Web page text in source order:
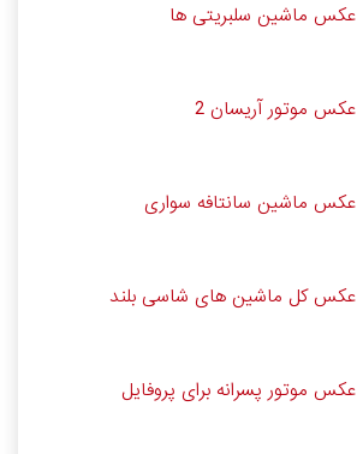
عکس ماشین سلبریتی ها
عکس موتور آریسان 2
عکس ماشین سانتافه سواری
عکس کل ماشین های شاسی بلند
عکس موتور پسرانه برای پروفایل